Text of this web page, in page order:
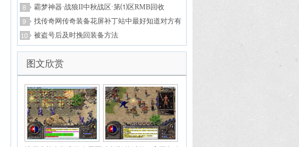
霸梦神器·战狼II中秋战区·第⑴区RMB回收
找传奇网传奇装备花屏补丁站中最好知道对方有
什么技能
被盗号后及时挽回装备方法
图文欣赏